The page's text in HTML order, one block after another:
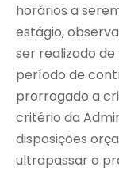
horários a
estágio,
ser realizado
período de
prorrogado a
critério da
disposições
ultrapassar o